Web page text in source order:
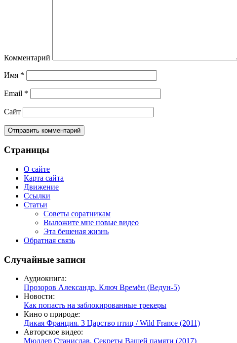
Комментарий
Имя *
Email *
Сайт
Страницы
О сайте
Карта сайта
Движение
Ссылки
Статьи
Советы соратникам
Выложите мне новые видео
Эта бешеная жизнь
Обратная связь
Случайные записи
Аудиокнига:
Прозоров Александр. Ключ Времён (Ведун-5)
Новости:
Как попасть на заблокированные трекеры
Кино о природе:
Дикая Франция. 3 Царство птиц / Wild France (2011)
Авторское видео:
Мюллер Станислав. Секреты Вашей памяти (2017)